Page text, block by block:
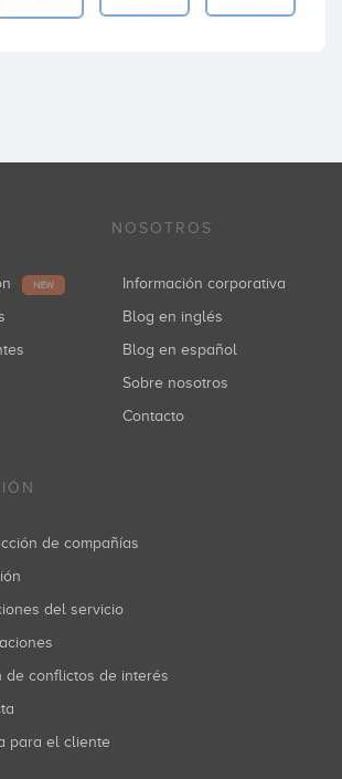
NEW
NOSOTROS
Información corporativa
Blog en inglés
Blog en español
Sobre nosotros
Contacto
de compañías
del servicio
de conflictos de interés
para el cliente